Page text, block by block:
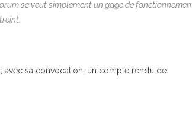
se veut simplement un gage de
avec sa convocation, un compte rendu de